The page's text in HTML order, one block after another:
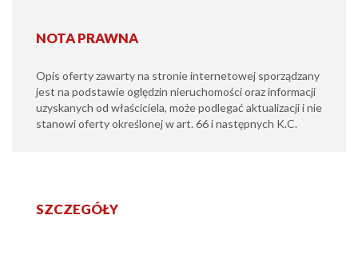
NOTA PRAWNA
Opis oferty zawarty na stronie internetowej sporządzany
jest na podstawie oględzin nieruchomości oraz informacji
uzyskanych od właściciela, może podlegać aktualizacji i nie
stanowi oferty określonej w art. 66 i następnych K.C.
SZCZEGÓŁY